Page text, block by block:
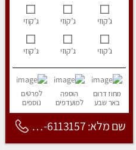
ג’קוזי ג’קוזי ג’קוזי
ג’קוזי ג’קוזי ג’קוזי
מחוז דרום
באר שבע
הוספה
למועדפים
לפרטים
נוספים
שם מלא: 053-6113157